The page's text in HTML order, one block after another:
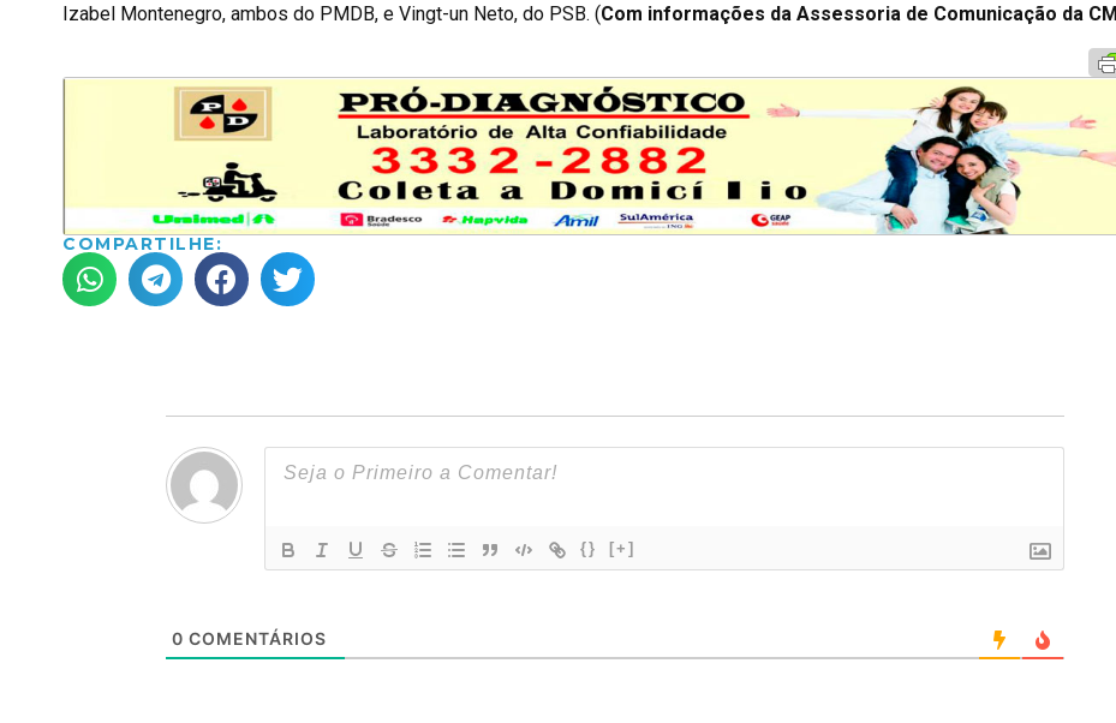
Izabel Montenegro, ambos do PMDB, e Vingt-un Neto, do PSB. (Com informações da Assessoria de Comunicação da
COMPARTILHE:
{} [+]
0 COMENTÁRIOS